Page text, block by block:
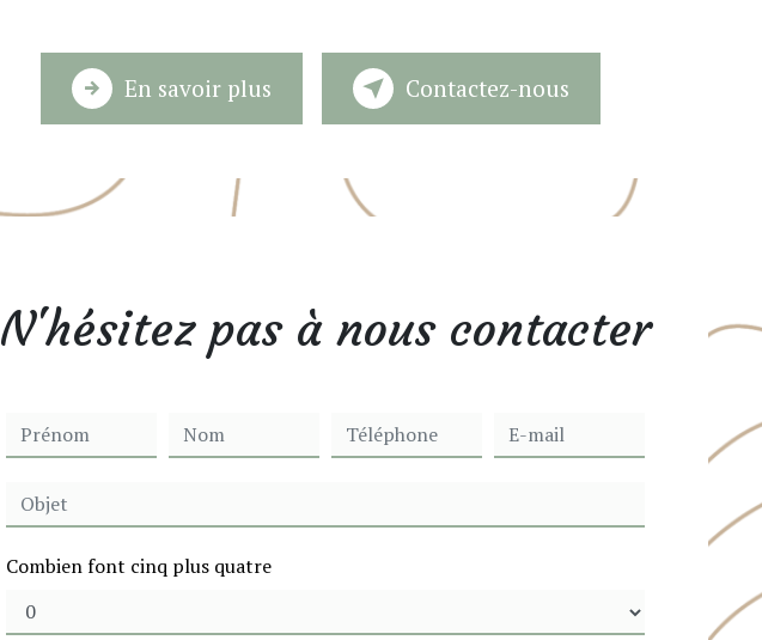
En savoir plus Contactez-nous
N'hésitez pas à nous contacter
Combien font cinq plus quatre